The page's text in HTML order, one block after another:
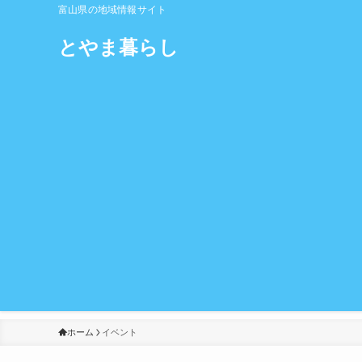
富山県の地域情報サイト
とやま暮らし
ホーム イベント